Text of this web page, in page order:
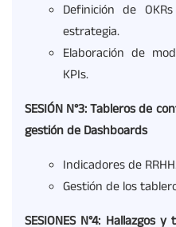
Definición de
estrategia.
Elaboración de
KPIs.
SESIÓN N°3:Tableros de
gestión deDashboards
Indicadores de
Gestión de los
SESIONES N°4: Hallazgos y